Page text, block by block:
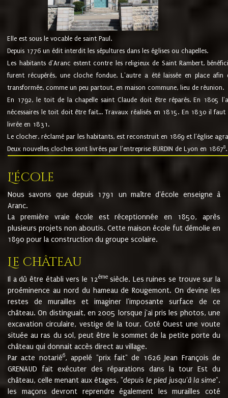
Elle est sous le vocable de saint Paul.
Depuis 1776 un édit interdit les sépultures dans les églises ou chapelles.
Les habitants d'Aranc estent contre les religieux de Saint Rambert,
furent récupérés, une cloche fondue. L'autre a été laissée en place
transformée, comme un peu partout, en maison commune, lieu de réunion.
En 1792, le toit de la chapelle saint Claude doit être réparés. En 1805
nécessaires le toit doit être fait... Travaux réalisés en 1815. En 1830 il
livrée en 1831.
Le clocher, réclamé par les habitants, est reconstruit en 1869 et l'église
Deux nouvelles cloches sont livrées par l'entreprise BURDIN de Lyon en 18678.
L'école
Nous savons que depuis 1791 un maître d'école enseigne à
Aranc.
La première vraie école est réceptionnée en 1850, après
plusieurs projets non aboutis. Cette maison école fut démolie en
1890 pour la construction du groupe scolaire.
Le château
Il a dû être établi vers le 12èmesiècle. Les ruines se trouve sur la
proéminence au nord du hameau de Rougemont. On devine les
restes de murailles et imaginer l'imposante surface de ce
château. On distinguait, en 2005 lorsque j'ai pris les photos, une
excavation circulaire, vestige de la tour. Coté Ouest une voute
située au ras du sol, peut être le sommet de la petite porte du
château qui donnait accès direct au village.
Par acte notarié6, appelé "prix fait" de 1626 Jean François de
GRENAUD fait exécuter des réparations dans la tour Est du
château, celle menant aux étages, "depuis le pied jusqu'à la sime".
les maçons devront reprendre également les murailles coté